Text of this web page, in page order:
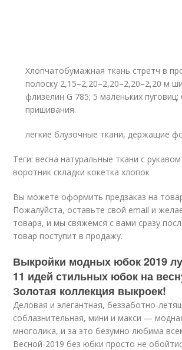
Хлопчатобумажная ткань стретч в
полоску 2,15–2,20–2,20–2,20–2,20 м
флизелин G 785; 5 маленьких пуговиц;
пришивания.
легкие блузочные ткани, держащие
Теги: весна натуральные ткани с
воротник складки кокетка хлопок
Вы можете оформить предзаказ на
Пожалуйста, оставьте свой email и
товара, и мы свяжемся с вами сразу
товар поступит в продажу.
Выкройки модных юбок 2019
11 идей стильных юбок на
Золотая коллекция выкроек!
Деловая и элегантная, беззаботно-
соблазнительная, мини и макси —
многолика, и за это безумно любима
Весной-2019 без юбки просто не